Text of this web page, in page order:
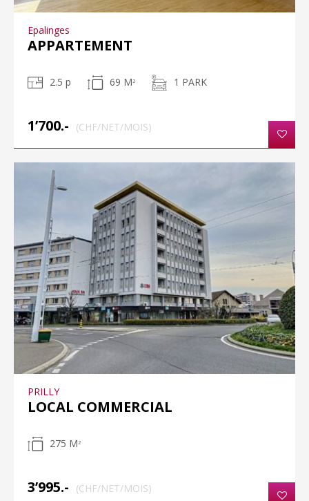
Epalinges
APPARTEMENT
2.5 p 69 M 2 1 PARK
1’700.- (CHF/NET/MOIS)
PRILLY
LOCAL COMMERCIAL
275 M 2
3’995.- (CHF/NET/MOIS)